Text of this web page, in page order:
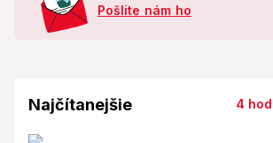
Pošlite nám ho
Najčítanejšie 4